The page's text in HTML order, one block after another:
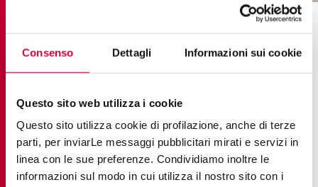
Consenso Dettagli Informazioni sui cookie
Questo sito web utilizza i cookie
Questo sito utilizza cookie di profilazione, anche di terze
parti, per inviarLe messaggi pubblicitari mirati e servizi in
linea con le sue preferenze. Condividiamo inoltre le
informazioni sul modo in cui utilizza il nostro sito con i
SAMMLUNGEN IM PROJEKT